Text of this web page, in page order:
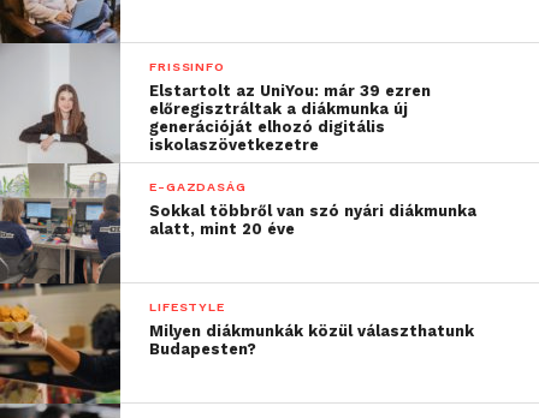
FRISSINFO
Elstartolt az UniYou: már 39 ezren
előregisztráltak a diákmunka új
generációját elhozó digitális
iskolaszövetkezetre
E-GAZDASÁG
Sokkal többről van szó nyári diákmunka
alatt, mint 20 éve
LIFESTYLE
Milyen diákmunkák közül választhatunk
Budapesten?